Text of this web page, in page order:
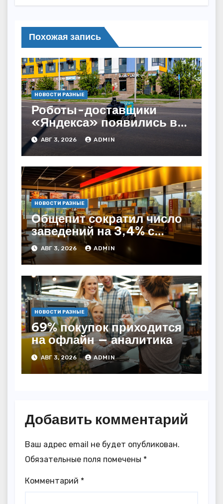
Похожая запись
НОВОСТИ РАЗНЫЕ
Роботы-доставщики
«Яндекса» появились в
Казахстане
АВГ 3, 2026 ADMIN
НОВОСТИ РАЗНЫЕ
Общепит сократил число
заведений на 3,4% с
начала года — INFOLine
АВГ 3, 2026 ADMIN
НОВОСТИ РАЗНЫЕ
69% покупок приходится
на офлайн — аналитика
АВГ 3, 2026 ADMIN
Добавить комментарий
Ваш адрес email не будет опубликован.
Обязательные поля помечены *
Комментарий *